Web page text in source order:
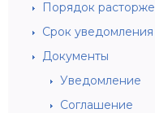
Порядок
Срок
Документы
Уведомление
Соглашение